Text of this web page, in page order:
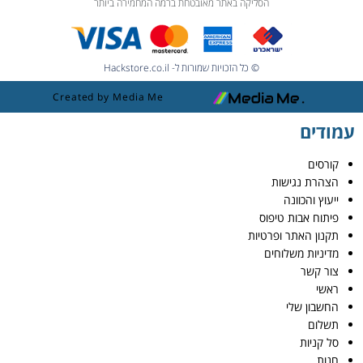
הסליקה באתר מאובטחת ברמה המחמירה ביותר
© כל הזכויות שמורות ל- Hackstore.co.il
Created by Media Me
עמודים
קורסים
הצהרת נגישות
ייעוץ והכוונה
פיתוח אבות טיפוס
תקנון האתר ופרטיות
מדיניות משלוחים
צור קשר
ראשי
החשבון שלי
תשלום
סל קניות